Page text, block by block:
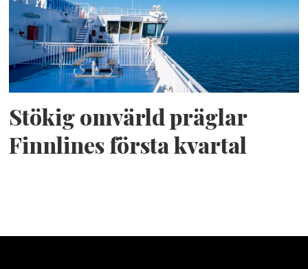
Stökig omvärld präglar
Finnlines första kvartal